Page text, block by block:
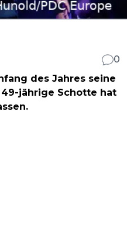
0
des Jahres seine
49-jährige Schotte hat